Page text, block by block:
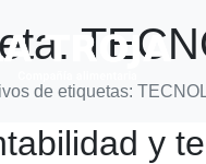
de etiquetas:
y